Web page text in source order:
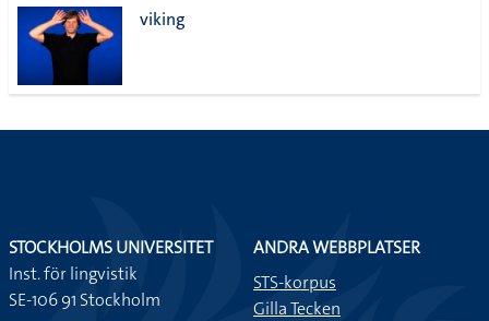
viking
STOCKHOLMS UNIVERSITET
Inst. för lingvistik
SE-106 91 Stockholm
ANDRA WEBBPLATSER
STS-korpus
Gilla Tecken